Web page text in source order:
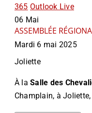
365 Outlook Live
06 Mai
ASSEMBLÉE
Mardi 6 mai 2025
Joliette
À laSalle des
Champlain, à